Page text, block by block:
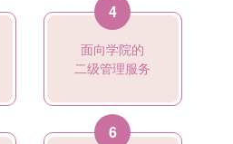
4
面向学院的
二级管理服务
6